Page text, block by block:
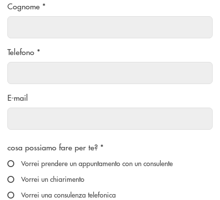
Cognome *
Telefono *
E-mail
Scegliere un'opzione
cosa possiamo fare per te? *
Vorrei prendere un appuntamento con un consulente
Vorrei un chiarimento
Vorrei una consulenza telefonica